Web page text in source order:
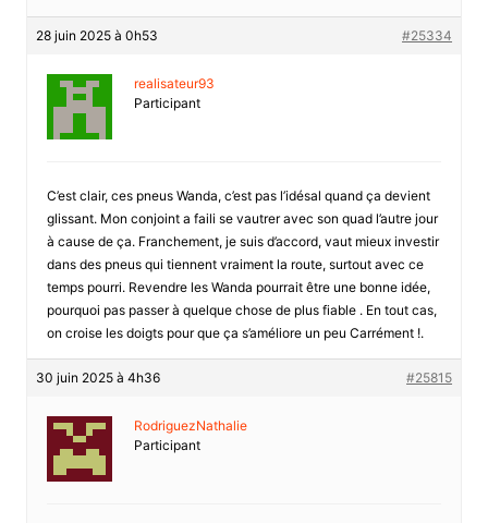
28 juin 2025 à 0h53 #25334
realisateur93
Participant
C’est clair, ces pneus Wanda, c’est pas l’idésal quand ça devient
glissant. Mon conjoint a faili se vautrer avec son quad l’autre jour
à cause de ça. Franchement, je suis d’accord, vaut mieux investir
dans des pneus qui tiennent vraiment la route, surtout avec ce
temps pourri. Revendre les Wanda pourrait être une bonne idée,
pourquoi pas passer à quelque chose de plus fiable . En tout cas,
on croise les doigts pour que ça s’améliore un peu Carrément !.
30 juin 2025 à 4h36 #25815
RodriguezNathalie
Participant